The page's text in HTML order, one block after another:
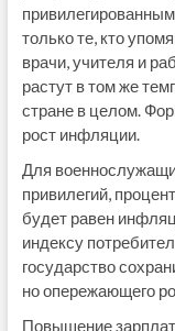
только те, кто
врачи, учителя и
растут в том же
стране в целом.
рост инфляции.
Для
привилегий,
будет равен
индексу
государство
но опережающего
Повышение